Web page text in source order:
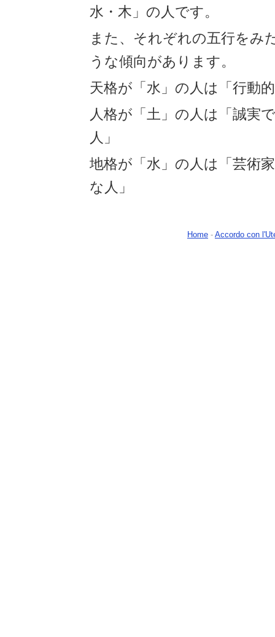
水・木」の人です。
また、それぞれの五行をみ
うな傾向があります。
天格が「水」の人は「行動
人格が「土」の人は「誠実
人」
地格が「水」の人は「芸術
な人」
Home - Accordo con